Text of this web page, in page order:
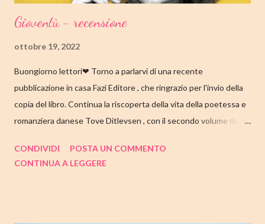
Gioventù - recensione
ottobre 19, 2022
Buongiorno lettori❤ Torno a parlarvi di una recente
pubblicazione in casa Fazi Editore , che ringrazio per l'invio della
copia del libro. Continua la riscoperta della vita della poetessa e
romanziera danese Tove Ditlevsen , con il secondo volume della
come sempre, trovate tutte le mie impressioni al suo termine.
CONDIVIDI
POSTA UN COMMENTO
CONTINUA A LEGGERE